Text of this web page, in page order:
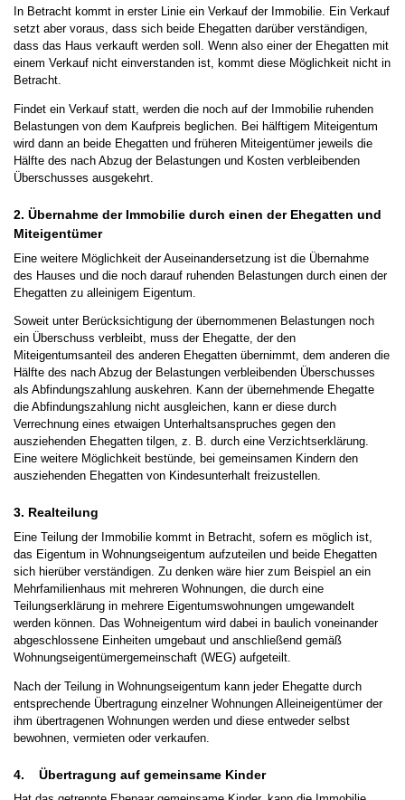
In Betracht kommt in erster Linie ein Verkauf der Immobilie. Ein Verkauf
setzt aber voraus, dass sich beide Ehegatten darüber verständigen,
dass das Haus verkauft werden soll. Wenn also einer der Ehegatten mit
einem Verkauf nicht einverstanden ist, kommt diese Möglichkeit nicht in
Betracht.
Findet ein Verkauf statt, werden die noch auf der Immobilie ruhenden
Belastungen von dem Kaufpreis beglichen. Bei hälftigem Miteigentum
wird dann an beide Ehegatten und früheren Miteigentümer jeweils die
Hälfte des nach Abzug der Belastungen und Kosten verbleibenden
Überschusses ausgekehrt.
2.Übernahme der Immobilie durch einen der Ehegatten und
Miteigentümer
Eine weitere Möglichkeit der Auseinandersetzung ist die Übernahme
des Hauses und die noch darauf ruhenden Belastungen durch einen der
Ehegatten zu alleinigem Eigentum.
Soweit unter Berücksichtigung der übernommenen Belastungen noch
ein Überschuss verbleibt, muss der Ehegatte, der den
Miteigentumsanteil des anderen Ehegatten übernimmt, dem anderen die
Hälfte des nach Abzug der Belastungen verbleibenden Überschusses
als Abfindungszahlung auskehren. Kann der übernehmende Ehegatte
die Abfindungszahlung nicht ausgleichen, kann er diese durch
Verrechnung eines etwaigen Unterhaltsanspruches gegen den
ausziehenden Ehegatten tilgen, z. B. durch eine Verzichtserklärung.
Eine weitere Möglichkeit bestünde, bei gemeinsamen Kindern den
ausziehenden Ehegatten von Kindesunterhalt freizustellen.
3. Realteilung
Eine Teilung der Immobilie kommt in Betracht, sofern es möglich ist,
das Eigentum in Wohnungseigentum aufzuteilen und beide Ehegatten
sich hierüber verständigen. Zu denken wäre hier zum Beispiel an ein
Mehrfamilienhaus mit mehreren Wohnungen, die durch eine
Teilungserklärung in mehrere Eigentumswohnungen umgewandelt
werden können. Das Wohneigentum wird dabei in baulich voneinander
abgeschlossene Einheiten umgebaut und anschließend gemäß
Wohnungseigentümergemeinschaft (WEG) aufgeteilt.
Nach der Teilung in Wohnungseigentum kann jeder Ehegatte durch
entsprechende Übertragung einzelner Wohnungen Alleineigentümer der
ihm übertragenen Wohnungen werden und diese entweder selbst
bewohnen, vermieten oder verkaufen.
4. Übertragung auf gemeinsame Kinder